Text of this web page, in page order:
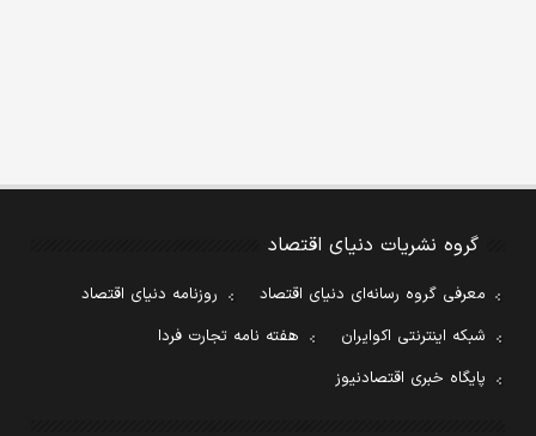
گروه نشریات دنیای اقتصاد
معرفی گروه رسانه‌ای دنیای اقتصاد
روزنامه دنیای اقتصاد
شبکه اینترنتی اکوایران
هفته نامه تجارت فردا
پایگاه خبری اقتصادنیوز